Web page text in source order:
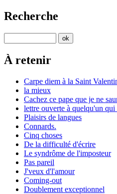
Recherche
À retenir
Carpe diem à la Saint
la mieux
Cachez ce pape que je ne
lettre ouverte à quelqu'un
Plaisirs de langues
Connards.
Cinq choses
De la difficulté d'écrire
Le syndrôme de l'imposteur
Pas pareil
J'veux d'l'amour
Coming-out
Doublement exceptionnel